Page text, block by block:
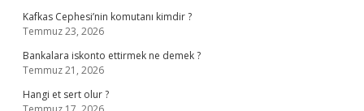
Kafkas Cephesi’nin komutanı kimdir ?
Temmuz 23, 2026
Bankalara iskonto ettirmek ne demek ?
Temmuz 21, 2026
Hangi et sert olur ?